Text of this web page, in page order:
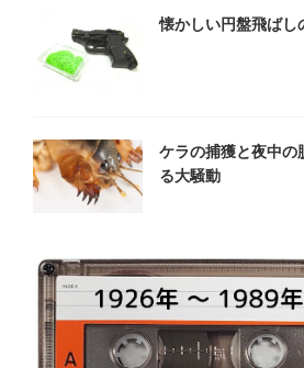
懐かしい円盤飛ばし
ケラの捕獲と夜中の
る大騒動